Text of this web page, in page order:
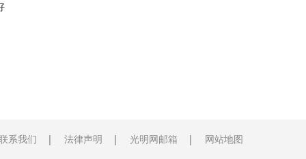
系我们 法律声明 光明网邮箱 网站地图